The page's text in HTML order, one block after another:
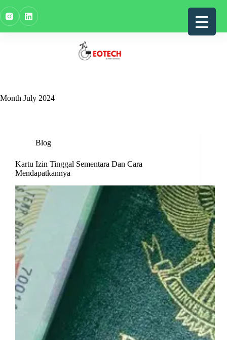
to
content
Month July 2024
Blog
Kartu Izin Tinggal Sementara Dan Cara
Mendapatkannya